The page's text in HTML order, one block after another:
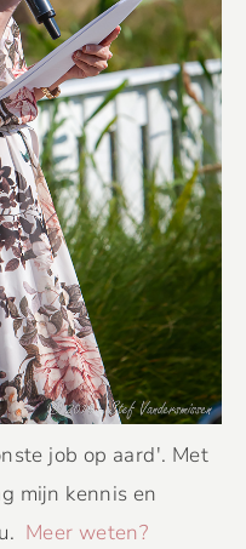
job op aard'. Met
mijn kennis en
Meer weten?